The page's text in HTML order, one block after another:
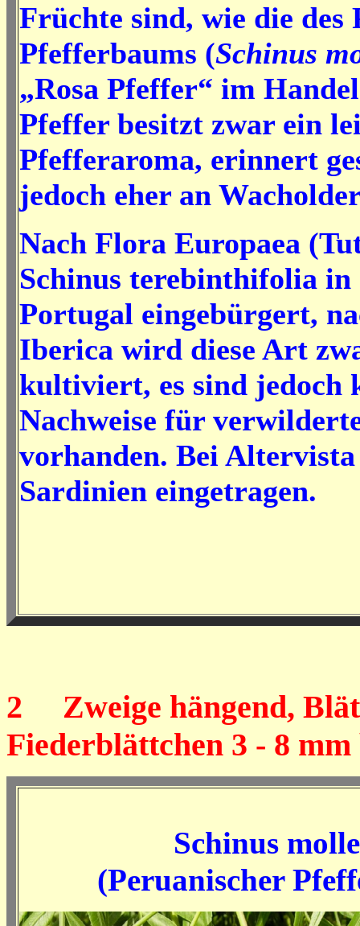
Früchte sind, wie die des
Pfefferbaums (Schinus
„Rosa Pfeffer“ im
Pfeffer besitzt zwar ein
Pfefferaroma, erinnert
jedoch eher an
Nach Flora Europaea
Schinus terebinthifolia in
Portugal eingebürgert,
Iberica wird diese Art
kultiviert, es sind jedoch
Nachweise für
vorhanden. Bei
Sardinien eingetragen.
2 Zweige hängend,
Fiederblättchen 3 - 8
Schinus molle
(Peruanischer